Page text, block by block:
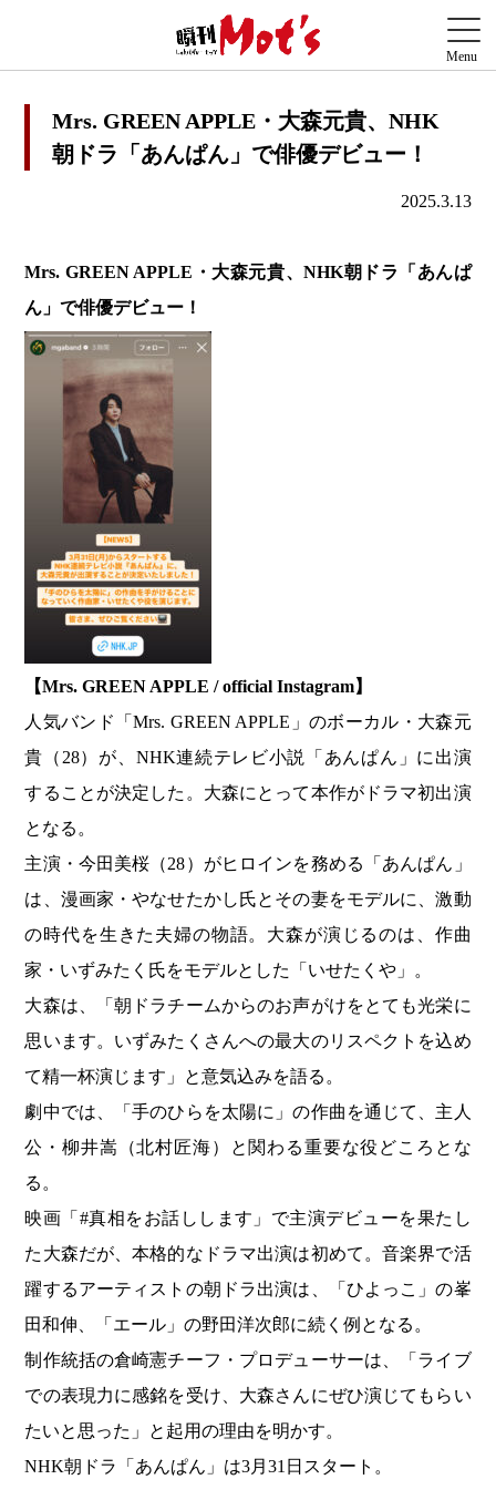
Mrs. GREEN APPLE・大森元貴、NHK
朝ドラ「あんぱん」で俳優デビュー！
2025.3.13
Mrs. GREEN APPLE・大森元貴、NHK朝ドラ「あんぱ
ん」で俳優デビュー！
【Mrs. GREEN APPLE / official Instagram】
人気バンド「Mrs. GREEN APPLE」のボーカル・大森元
貴（28）が、NHK連続テレビ小説「あんぱん」に出演
することが決定した。大森にとって本作がドラマ初出演
となる。
主演・今田美桜（28）がヒロインを務める「あんぱん」
は、漫画家・やなせたかし氏とその妻をモデルに、激動
の時代を生きた夫婦の物語。大森が演じるのは、作曲
家・いずみたく氏をモデルとした「いせたくや」。
大森は、「朝ドラチームからのお声がけをとても光栄に
思います。いずみたくさんへの最大のリスペクトを込め
て精一杯演じます」と意気込みを語る。
劇中では、「手のひらを太陽に」の作曲を通じて、主人
公・柳井嵩（北村匠海）と関わる重要な役どころとな
る。
映画「#真相をお話しします」で主演デビューを果たし
た大森だが、本格的なドラマ出演は初めて。音楽界で活
躍するアーティストの朝ドラ出演は、「ひよっこ」の峯
田和伸、「エール」の野田洋次郎に続く例となる。
制作統括の倉崎憲チーフ・プロデューサーは、「ライブ
での表現力に感銘を受け、大森さんにぜひ演じてもらい
たいと思った」と起用の理由を明かす。
NHK朝ドラ「あんぱん」は3月31日スタート。